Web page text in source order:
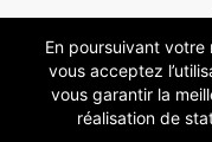
En poursuivant
vous acceptez
vous garantir la
réalisation de